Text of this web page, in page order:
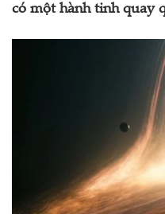
có một hành tinh quay